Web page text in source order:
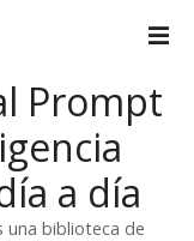
Prompt
a día
una biblioteca de